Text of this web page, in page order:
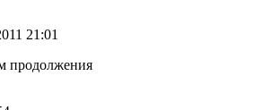
21:01
продолжения